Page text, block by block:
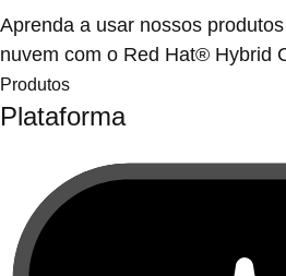
Aprenda a usar nossos
nuvem com o Red Hat® Hybrid
Produtos
Plataforma